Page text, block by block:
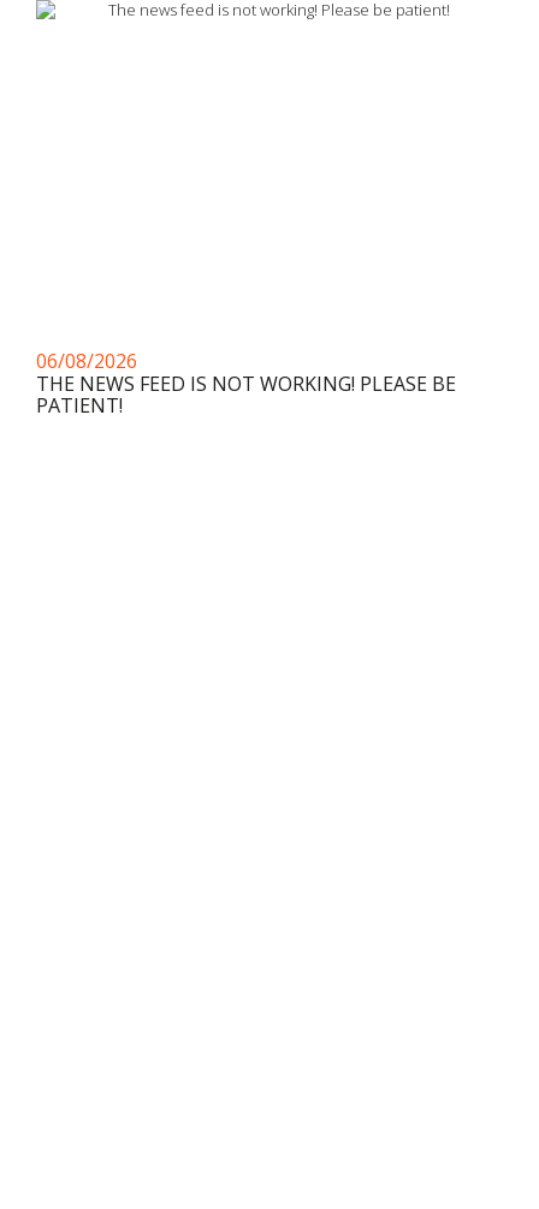
06/08/2026
THE NEWS FEED IS NOT WORKING! PLEASE BE
PATIENT!